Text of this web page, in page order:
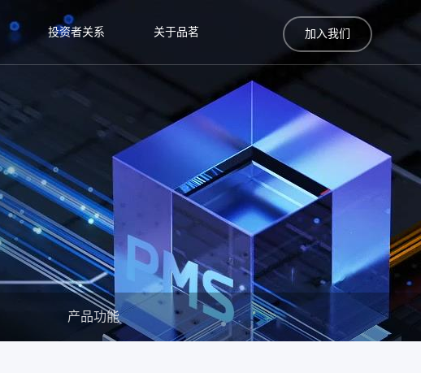
加入我们
投资者关系 关于品茗
产品功能